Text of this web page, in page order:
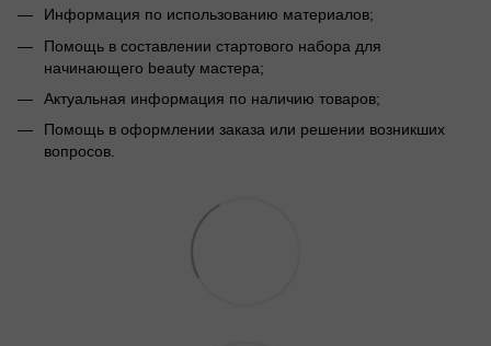
Информация по использованию материалов;
Помощь в составлении стартового набора для
начинающего beauty мастера;
Актуальная информация по наличию товаров;
Помощь в оформлении заказа или решении возникших
вопросов.